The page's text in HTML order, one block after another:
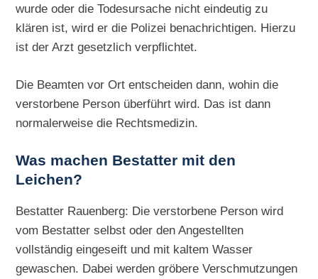
wurde oder die Todesursache nicht eindeutig zu
klären ist, wird er die Polizei benachrichtigen. Hierzu
ist der Arzt gesetzlich verpflichtet.
Die Beamten vor Ort entscheiden dann, wohin die
verstorbene Person überführt wird. Das ist dann
normalerweise die Rechtsmedizin.
Was machen Bestatter mit den
Leichen?
Bestatter Rauenberg: Die verstorbene Person wird
vom Bestatter selbst oder den Angestellten
vollständig eingeseift und mit kaltem Wasser
gewaschen. Dabei werden gröbere Verschmutzungen